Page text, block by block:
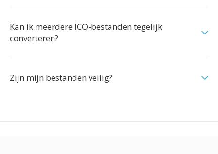
Kan ik meerdere ICO-bestanden tegelijk
converteren?
Zijn mijn bestanden veilig?